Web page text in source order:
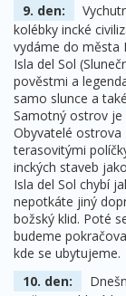
9. den:
kolébky incké
vydáme do města
Isla del Sol
pověstmi a
samo slunce a
Samotný ostrov je
Obyvatelé ostrova
terasovitými
inckých staveb
Isla del Sol chybí
nepotkáte jiný
božský klid. Poté
budeme
kde se ubytujeme.
10. den: